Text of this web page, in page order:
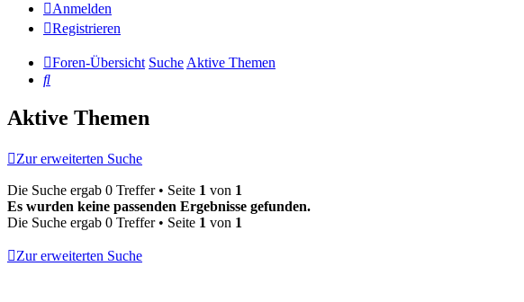
Anmelden
Registrieren
Foren-Übersicht SucheAktive Themen
Suche
Aktive Themen
Zur erweiterten Suche
Die Suche ergab 0 Treffer • Seite 1 von 1
Es wurden keine passenden Ergebnisse gefunden.
Die Suche ergab 0 Treffer • Seite 1 von 1
Zur erweiterten Suche